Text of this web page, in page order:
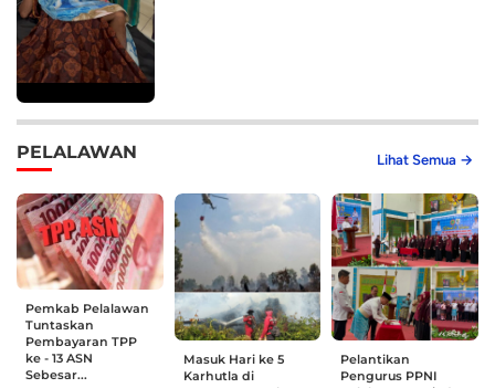
PELALAWAN Lihat Semua →
Pemkab Pelalawan
Tuntaskan
Pembayaran TPP
ke - 13 ASN
Sebesar...
Masuk Hari ke 5
Karhutla di
Pelantikan
Pengurus PPNI